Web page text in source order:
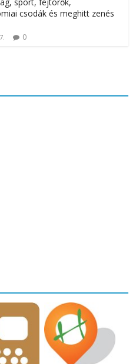
sport, fejtörők,
csodák és meghitt zenés
0